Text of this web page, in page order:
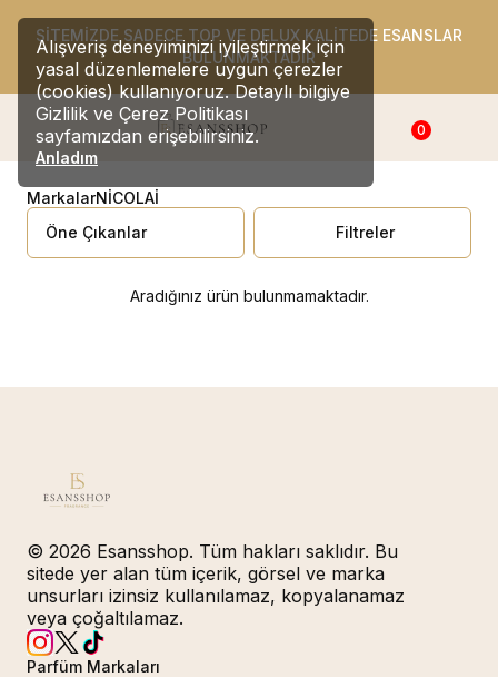
Alışveriş deneyiminizi iyileştirmek için
yasal düzenlemelere uygun çerezler
(cookies) kullanıyoruz. Detaylı bilgiye
Gizlilik ve Çerez Politikası
sayfamızdan erişebilirsiniz.
Anladım
SİTEMİZDE SADECE TOP VE DELUX KALİTEDE ESANSLAR
BULUNMAKTADIR
0
MarkalarNİCOLAİ
Filtreler
Aradığınız ürün bulunmamaktadır.
© 2026 Esansshop. Tüm hakları saklıdır. Bu
sitede yer alan tüm içerik, görsel ve marka
unsurları izinsiz kullanılamaz, kopyalanamaz
veya çoğaltılamaz.
Parfüm Markaları